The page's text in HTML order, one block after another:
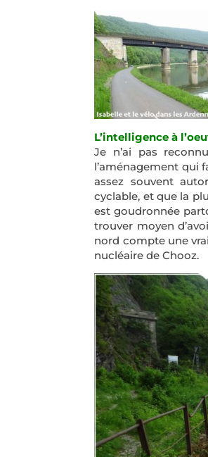
L’intelligence à
Je n’ai pas
l’aménagement qui
assez souvent
cyclable, et que la
est goudronnée
trouver moyen
nord compte une
nucléaire de Chooz.